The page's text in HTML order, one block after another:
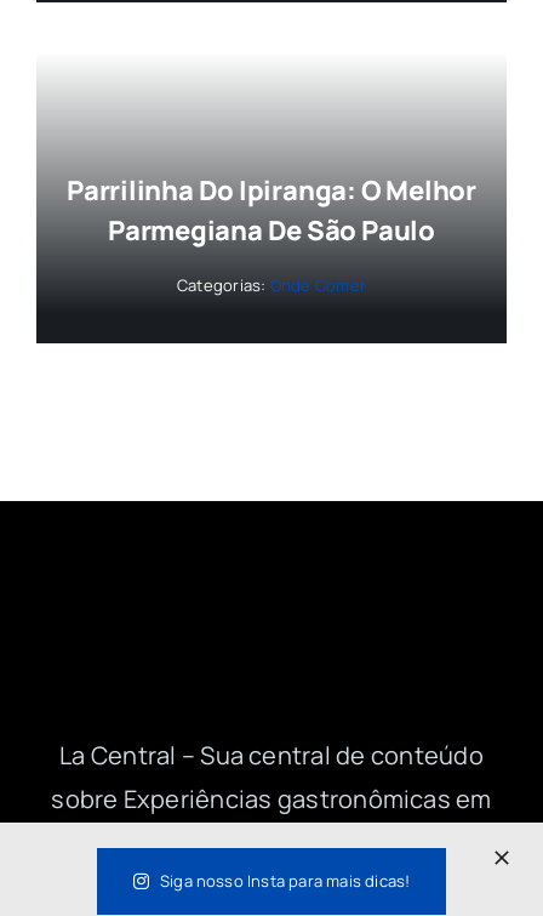
Parrilinha Do Ipiranga: O Melhor
Parmegiana De São Paulo
Categorias: Onde Comer
La Central – Sua central de conteúdo
sobre Experiências gastronômicas em
SP e no Brasil!
Siga nosso Insta para mais dicas!